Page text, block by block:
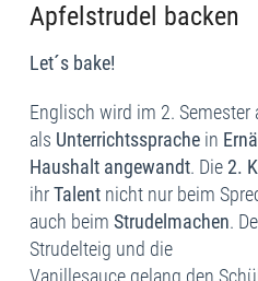
Apfelstrudel backen
Let´s bake!
Englisch wird im 2. Semester
als Unterrichtssprachein
Haushalt angewandt. Die 2.
ihrTalentnicht nur beim
auch beim Strudelmachen.
Strudelteig und die
Vanillesauce gelang den